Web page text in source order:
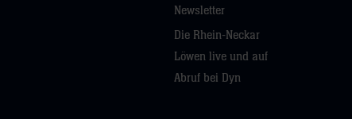
Newsletter
Die Rhein-Neckar
Löwen live und auf
Abruf bei Dyn